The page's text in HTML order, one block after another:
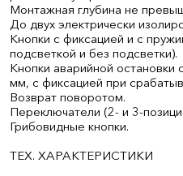
Монтажная глубина не
До двух электрически
Кнопки с фиксацией и с
подсветкой и без подсветки).
Кнопки аварийной остановки
мм, с фиксацией при
Возврат поворотом.
Переключатели (2- и 3-
Грибовидные кнопки.
ТЕХ. ХАРАКТЕРИСТИКИ